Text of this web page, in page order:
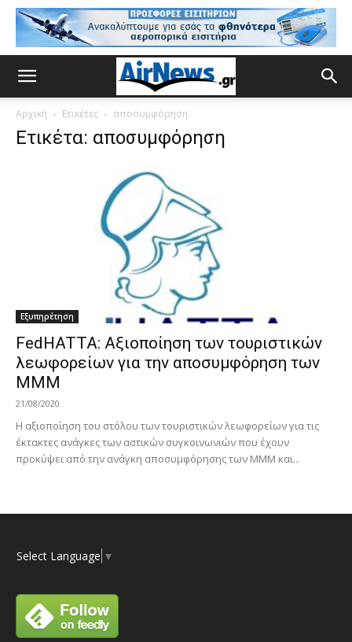
Αρχική Ετικέτες αποσυμφόρηση
Ετικέτα: αποσυμφόρηση
Εξυπηρέτηση
FedHATTA: Αξιοποίηση των τουριστικών
λεωφορείων για την αποσυμφόρηση των
ΜΜΜ
21/08/2020
Η αξιοποίηση του στόλου των τουριστικών λεωφορείων για τις
έκτακτες ανάγκες των αστικών συγκοινωνιών που έχουν
προκύψει από την ανάγκη αποσυμφόρησης των ΜΜΜ και...
Select Language ▼